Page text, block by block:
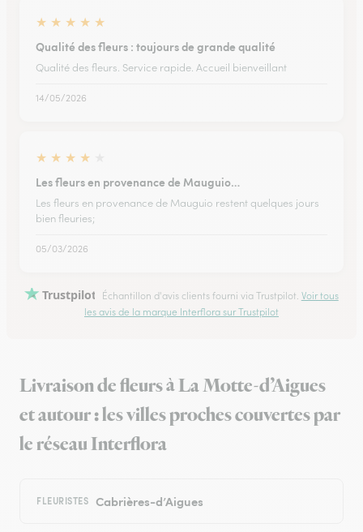
★ ★ ★ ★ ★
Qualité des fleurs : toujours de grande qualité
Qualité des fleurs. Service rapide. Accueil bienveillant
14/05/2026
★ ★ ★ ★
Les fleurs en provenance de Mauguio…
Les fleurs en provenance de Mauguio restent quelques jours
bien fleuries;
05/03/2026
Trustpilot Échantillon d'avis clients fourni via Trustpilot. Voir tous
les avis de la marque Interflora sur Trustpilot
Livraison de fleurs à La Motte-d’Aigues
et autour : les villes proches couvertes par
le réseau Interflora
FLEURISTES Cabrières-d’Aigues